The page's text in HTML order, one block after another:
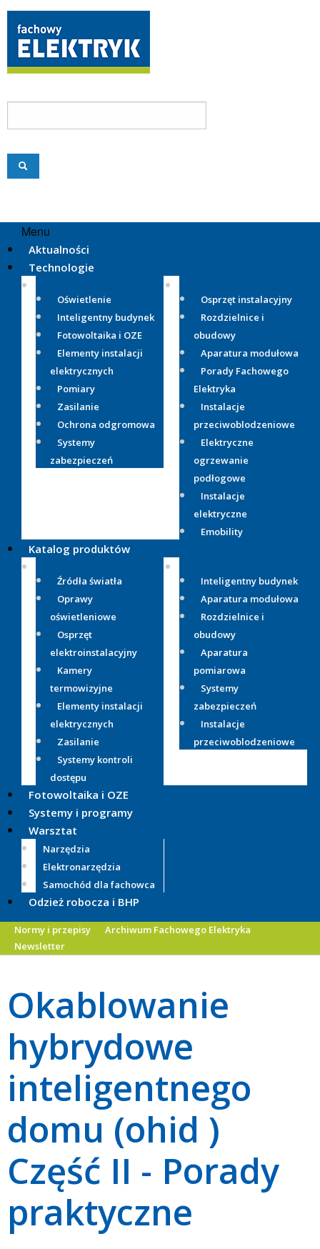
Menu
Aktualności
Technologie
Oświetlenie
Inteligentny budynek
Fotowoltaika i OZE
Elementy instalacji
elektrycznych
Pomiary
Zasilanie
Ochrona odgromowa
Systemy
zabezpieczeń
Osprzęt instalacyjny
Rozdzielnice i
obudowy
Aparatura modułowa
Porady Fachowego
Elektryka
Instalacje
przeciwoblodzeniowe
Elektryczne
ogrzewanie
podłogowe
Instalacje
elektryczne
Emobility
Katalog produktów
Źródła światła
Oprawy
oświetleniowe
Osprzęt
elektroinstalacyjny
Kamery
termowizyjne
Elementy instalacji
elektrycznych
Zasilanie
Systemy kontroli
dostępu
Inteligentny budynek
Aparatura modułowa
Rozdzielnice i
obudowy
Aparatura
pomiarowa
Systemy
zabezpieczeń
Instalacje
przeciwoblodzeniowe
Fotowoltaika i OZE
Systemy i programy
Warsztat
Narzędzia
Elektronarzędzia
Samochód dla fachowca
Odzież robocza i BHP
Normy i przepisy
Archiwum Fachowego Elektryka
Newsletter
Okablowanie
hybrydowe
inteligentnego
domu (ohid )
Część II - Porady
praktyczne